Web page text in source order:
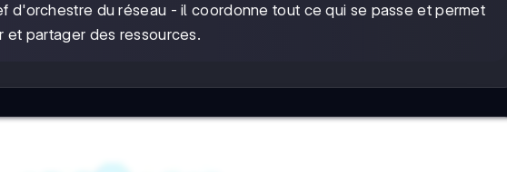
d'orchestre du réseau - il coordonne tout ce qui se passe et permet
et partager des ressources.